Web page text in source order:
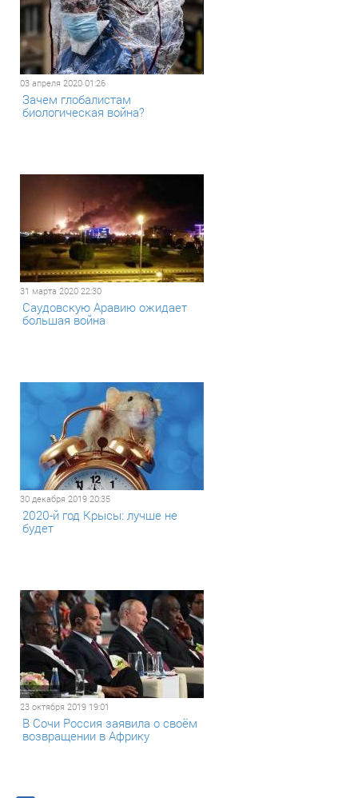
03 апреля 2020 01:26
Зачем глобалистам
биологическая война?
31 марта 2020 22:30
Саудовскую Аравию ожидает
большая война
30 декабря 2019 20:35
2020-й год Крысы: лучше не
будет
23 октября 2019 19:01
В Сочи Россия заявила о своём
возвращении в Африку